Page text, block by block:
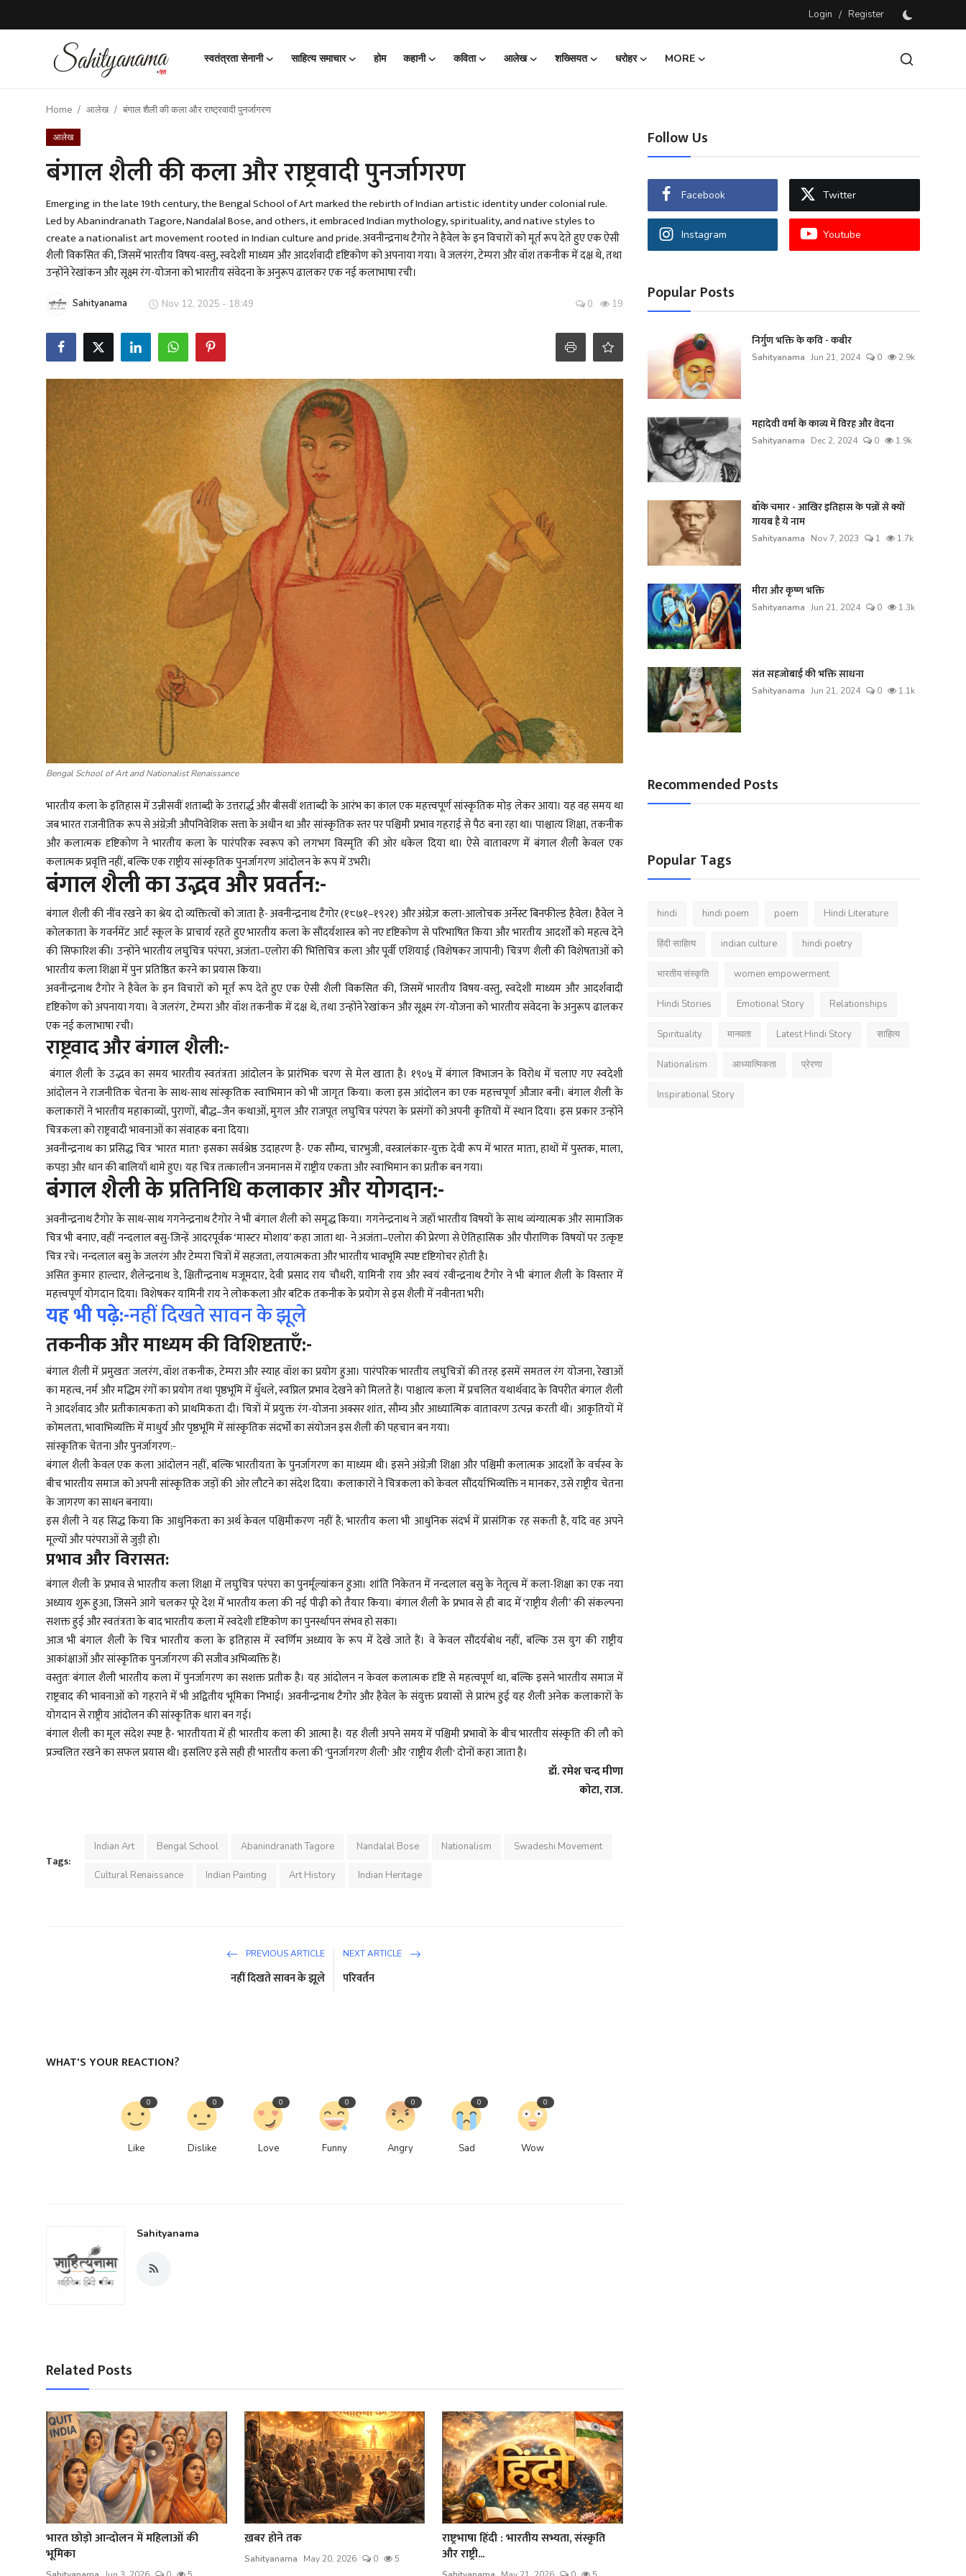
Login / Register
स्वतंत्रता सेनानी साहित्य समाचार होम कहानी कविता आलेख शख्सियत धरोहर
MORE
Register
साहित्य समाचार
शख्सियत
Home आलेख बंगाल शैली की कला और राष्ट्रवादी पुनर्जागरण
आलेख
बंगाल शैली की कला और राष्ट्रवादी पुनर्जागरण
Emerging in the late 19th century, the Bengal School of Art marked the rebirth of Indian artistic identity under colonial rule.
Led by Abanindranath Tagore, Nandalal Bose, and others, it embraced Indian mythology, spirituality, and native styles to
create a nationalist art movement rooted in Indian culture and pride. अवनीन्द्रनाथ टैगोर ने हैवेल के इन विचारों को मूर्त रूप देते हुए एक ऐसी
शैली विकसित की, जिसमें भारतीय विषय-वस्तु, स्वदेशी माध्यम और आदर्शवादी दृष्टिकोण को अपनाया गया। वे जलरंग, टेम्परा और वॉश तकनीक में दक्ष थे, तथा
उन्होंने रेखांकन और सूक्ष्म रंग-योजना को भारतीय संवेदना के अनुरूप ढालकर एक नई कलाभाषा रची।
Sahityanama Nov 12, 2025 - 18:49 0 19
Bengal School of Art and Nationalist Renaissance
भारतीय कला के इतिहास में उन्नीसवीं शताब्दी के उत्तरार्द्ध और बीसवीं शताब्दी के आरंभ का काल एक महत्त्वपूर्ण सांस्कृतिक मोड़ लेकर आया। यह वह समय था
जब भारत राजनीतिक रूप से अंग्रेज़ी औपनिवेशिक सत्ता के अधीन था और सांस्कृतिक स्तर पर पश्चिमी प्रभाव गहराई से पैठ बना रहा था। पाश्चात्य शिक्षा, तकनीक
और कलात्मक दृष्टिकोण ने भारतीय कला के पारंपरिक स्वरूप को लगभग विस्मृति की ओर धकेल दिया था। ऐसे वातावरण में बंगाल शैली केवल एक
कलात्मक प्रवृत्ति नहीं, बल्कि एक राष्ट्रीय सांस्कृतिक पुनर्जागरण आंदोलन के रूप में उभरी।
बंगाल शैली का उद्भव और प्रवर्तन:-
बंगाल शैली की नींव रखने का श्रेय दो व्यक्तित्वों को जाता है- अवनीन्द्रनाथ टैगोर (१८७१–१९२१) और अंग्रेज़ कला-आलोचक अर्नेस्ट बिनफील्ड हैवेल। हैवेल ने
कोलकाता के गवर्नमेंट आर्ट स्कूल के प्राचार्य रहते हुए भारतीय कला के सौंदर्यशास्त्र को नए दृष्टिकोण से परिभाषित किया और भारतीय आदर्शों को महत्व देने
की सिफारिश की। उन्होंने भारतीय लघुचित्र परंपरा, अजंता–एलोरा की भित्तिचित्र कला और पूर्वी एशियाई (विशेषकर जापानी) चित्रण शैली की विशेषताओं को
भारतीय कला शिक्षा में पुनः प्रतिष्ठित करने का प्रयास किया।
अवनीन्द्रनाथ टैगोर ने हैवेल के इन विचारों को मूर्त रूप देते हुए एक ऐसी शैली विकसित की, जिसमें भारतीय विषय-वस्तु, स्वदेशी माध्यम और आदर्शवादी
दृष्टिकोण को अपनाया गया। वे जलरंग, टेम्परा और वॉश तकनीक में दक्ष थे, तथा उन्होंने रेखांकन और सूक्ष्म रंग-योजना को भारतीय संवेदना के अनुरूप ढालकर
एक नई कलाभाषा रची।
राष्ट्रवाद और बंगाल शैली:-
बंगाल शैली के उद्भव का समय भारतीय स्वतंत्रता आंदोलन के प्रारंभिक चरण से मेल खाता है। १९०५ में बंगाल विभाजन के विरोध में चलाए गए स्वदेशी
आंदोलन ने राजनीतिक चेतना के साथ-साथ सांस्कृतिक स्वाभिमान को भी जागृत किया। कला इस आंदोलन का एक महत्त्वपूर्ण औजार बनी। बंगाल शैली के
कलाकारों ने भारतीय महाकाव्यों, पुराणों, बौद्ध–जैन कथाओं, मुगल और राजपूत लघुचित्र परंपरा के प्रसंगों को अपनी कृतियों में स्थान दिया। इस प्रकार उन्होंने
चित्रकला को राष्ट्रवादी भावनाओं का संवाहक बना दिया।
अवनीन्द्रनाथ का प्रसिद्ध चित्र `भारत माता' इसका सर्वश्रेष्ठ उदाहरण है- एक सौम्य, चारभुजी, वस्त्रालंकार-युक्त देवी रूप में भारत माता, हाथों में पुस्तक, माला,
कपड़ा और धान की बालियाँ थामे हुए। यह चित्र तत्कालीन जनमानस में राष्ट्रीय एकता और स्वाभिमान का प्रतीक बन गया।
बंगाल शैली के प्रतिनिधि कलाकार और योगदान:-
अवनीन्द्रनाथ टैगोर के साथ-साथ गगनेन्द्रनाथ टैगोर ने भी बंगाल शैली को समृद्ध किया। गगनेन्द्रनाथ ने जहाँ भारतीय विषयों के साथ व्यंग्यात्मक और सामाजिक
चित्र भी बनाए, वहीं नन्दलाल बसु-जिन्हें आदरपूर्वक ‘मास्टर मोशाय’ कहा जाता था- ने अजंता–एलोरा की प्रेरणा से ऐतिहासिक और पौराणिक विषयों पर उत्कृष्ट
चित्र रचे। नन्दलाल बसु के जलरंग और टेम्परा चित्रों में सहजता, लयात्मकता और भारतीय भावभूमि स्पष्ट दृष्टिगोचर होती है।
असित कुमार हाल्दार, शैलेन्द्रनाथ डे, क्षितीन्द्रनाथ मजूमदार, देवी प्रसाद राय चौधरी, यामिनी राय और स्वयं रवीन्द्रनाथ टैगोर ने भी बंगाल शैली के विस्तार में
महत्त्वपूर्ण योगदान दिया। विशेषकर यामिनी राय ने लोककला और बटिक तकनीक के प्रयोग से इस शैली में नवीनता भरी।
यह भी पढ़े:-नहीं दिखते सावन के झूले
तकनीक और माध्यम की विशिष्टताएँ:-
बंगाल शैली में प्रमुखतः जलरंग, वॉश तकनीक, टेम्परा और स्याह वॉश का प्रयोग हुआ। पारंपरिक भारतीय लघुचित्रों की तरह इसमें समतल रंग योजना, रेखाओं
का महत्व, नर्म और मद्धिम रंगों का प्रयोग तथा पृष्ठभूमि में धुँधले, स्वप्निल प्रभाव देखने को मिलते हैं। पाश्चात्य कला में प्रचलित यथार्थवाद के विपरीत बंगाल शैली
ने आदर्शवाद और प्रतीकात्मकता को प्राथमिकता दी। चित्रों में प्रयुक्त रंग-योजना अक्सर शांत, सौम्य और आध्यात्मिक वातावरण उत्पन्न करती थी। आकृतियों में
कोमलता, भावाभिव्यक्ति में माधुर्य और पृष्ठभूमि में सांस्कृतिक संदर्भों का संयोजन इस शैली की पहचान बन गया।
सांस्कृतिक चेतना और पुनर्जागरण:-
बंगाल शैली केवल एक कला आंदोलन नहीं, बल्कि भारतीयता के पुनर्जागरण का माध्यम थी। इसने अंग्रेज़ी शिक्षा और पश्चिमी कलात्मक आदर्शों के वर्चस्व के
बीच भारतीय समाज को अपनी सांस्कृतिक जड़ों की ओर लौटने का संदेश दिया। कलाकारों ने चित्रकला को केवल सौंदर्याभिव्यक्ति न मानकर, उसे राष्ट्रीय चेतना
के जागरण का साधन बनाया।
इस शैली ने यह सिद्ध किया कि आधुनिकता का अर्थ केवल पश्चिमीकरण नहीं है; भारतीय कला भी आधुनिक संदर्भ में प्रासंगिक रह सकती है, यदि वह अपने
मूल्यों और परंपराओं से जुड़ी हो।
प्रभाव और विरासत:
बंगाल शैली के प्रभाव से भारतीय कला शिक्षा में लघुचित्र परंपरा का पुनर्मूल्यांकन हुआ। शांति निकेतन में नन्दलाल बसु के नेतृत्व में कला-शिक्षा का एक नया
अध्याय शुरू हुआ, जिसने आगे चलकर पूरे देश में भारतीय कला की नई पीढ़ी को तैयार किया। बंगाल शैली के प्रभाव से ही बाद में ‘राष्ट्रीय शैली’ की संकल्पना
सशक्त हुई और स्वतंत्रता के बाद भारतीय कला में स्वदेशी दृष्टिकोण का पुनर्स्थापन संभव हो सका।
आज भी बंगाल शैली के चित्र भारतीय कला के इतिहास में स्वर्णिम अध्याय के रूप में देखे जाते हैं। वे केवल सौंदर्यबोध नहीं, बल्कि उस युग की राष्ट्रीय
आकांक्षाओं और सांस्कृतिक पुनर्जागरण की सजीव अभिव्यक्ति हैं।
वस्तुतः बंगाल शैली भारतीय कला में पुनर्जागरण का सशक्त प्रतीक है। यह आंदोलन न केवल कलात्मक दृष्टि से महत्वपूर्ण था, बल्कि इसने भारतीय समाज में
राष्ट्रवाद की भावनाओं को गहराने में भी अद्वितीय भूमिका निभाई। अवनीन्द्रनाथ टैगोर और हैवेल के संयुक्त प्रयासों से प्रारंभ हुई यह शैली अनेक कलाकारों के
योगदान से राष्ट्रीय आंदोलन की सांस्कृतिक धारा बन गई।
बंगाल शैली का मूल संदेश स्पष्ट है- भारतीयता में ही भारतीय कला की आत्मा है। यह शैली अपने समय में पश्चिमी प्रभावों के बीच भारतीय संस्कृति की लौ को
प्रज्वलित रखने का सफल प्रयास थी। इसलिए इसे सही ही भारतीय कला की 'पुनर्जागरण शैली' और 'राष्ट्रीय शैली' दोनों कहा जाता है।
डॉ. रमेश चन्द मीणा
कोटा, राज.
Tags:
Indian Art Bengal School Abanindranath Tagore Nandalal Bose Nationalism Swadeshi Movement
Cultural Renaissance Indian Painting Art History Indian Heritage
PREVIOUS ARTICLE
नहीं दिखते सावन के झूले
NEXT ARTICLE
परिवर्तन
WHAT'S YOUR REACTION?
Like
0
Dislike
0
Love
0
Funny
0
Angry
0
Sad
0
Wow
0
Sahityanama
Related Posts
भारत छोड़ो आन्दोलन में महिलाओं की
भूमिका
ख़बर होने तक
Sahityanama May 20, 2026 0 5
राष्ट्रभाषा हिंदी : भारतीय सभ्यता, संस्कृति
और राष्ट्री...
Follow Us
Facebook Twitter
Instagram Youtube
Popular Posts
निर्गुण भक्ति के कवि - कबीर
Sahityanama Jun 21, 2024 0 2.9k
महादेवी वर्मा के काव्य में विरह और वेदना
Sahityanama Dec 2, 2024 0 1.9k
बाँके चमार - आखिर इतिहास के पन्नों से क्यों
गायब है ये नाम
Sahityanama Nov 7, 2023 1 1.7k
मीरा और कृष्ण भक्ति
Sahityanama Jun 21, 2024 0 1.3k
संत सहजोबाई की भक्ति साधना
Sahityanama Jun 21, 2024 0 1.1k
Recommended Posts
Popular Tags
hindi hindi poem poem Hindi Literature
हिंदी साहित्य indian culture hindi poetry
भारतीय संस्कृति women empowerment
Hindi Stories Emotional Story Relationships
Spirituality मानवता Latest Hindi Story साहित्य
Nationalism आध्यात्मिकता प्रेरणा
Inspirational Story